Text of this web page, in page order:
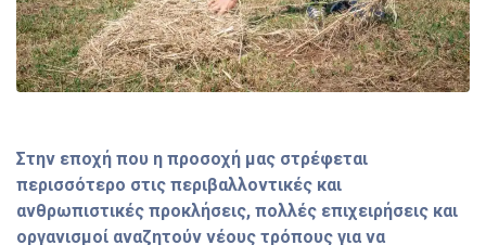
Στην εποχή που η προσοχή μας στρέφεται
περισσότερο στις περιβαλλοντικές και
ανθρωπιστικές προκλήσεις, πολλές επιχειρήσεις και
οργανισμοί αναζητούν νέους τρόπους για να